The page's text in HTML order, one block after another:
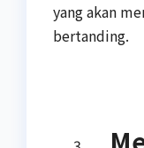
yang akan
bertanding.